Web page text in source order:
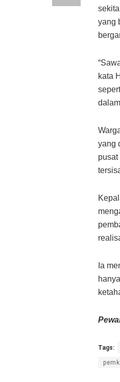
yang
kata
yang
Ia
Tags: